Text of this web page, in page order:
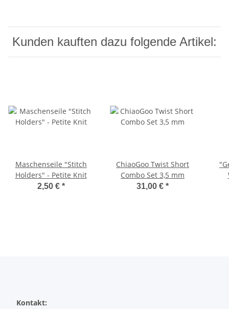
Kunden kauften dazu folgende Artikel:
Maschenseile "Stitch
Holders" - Petite Knit
2,50 € *
ChiaoGoo Twist Short
Combo Set 3,5 mm
31,00 € *
Kontakt: